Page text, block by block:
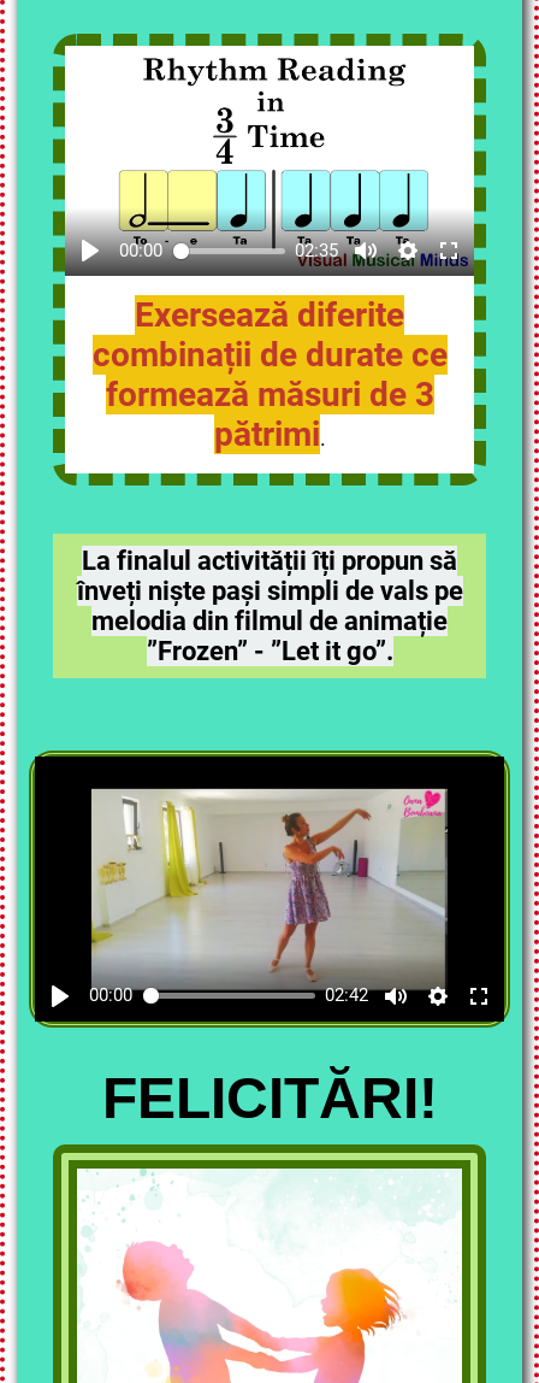
00:00 02:35
Exersează diferite
combinații de durate ce
formează măsuri de 3
pătrimi.
La finalul activității îți propun să
înveți niște pași simpli de vals pe
melodia din filmul de animație
”Frozen” - ”Let it go”.
00:00 02:42
FELICITĂRI!